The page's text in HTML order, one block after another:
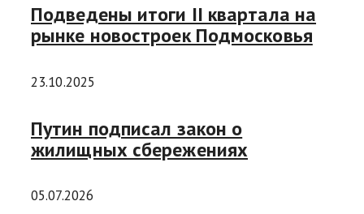
Подведены итоги II квартала на
рынке новостроек Подмосковья
23.10.2025
Путин подписал закон о
жилищных сбережениях
05.07.2026